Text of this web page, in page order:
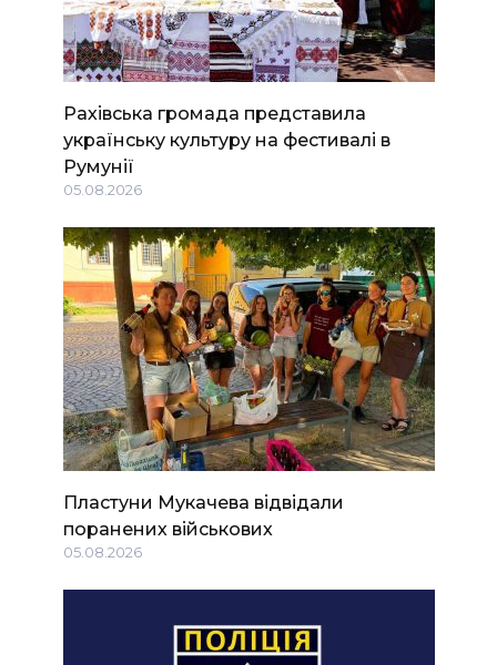
Рахівська громада представила
українську культуру на фестивалі в
Румунії
05.08.2026
Пластуни Мукачева відвідали
поранених військових
05.08.2026